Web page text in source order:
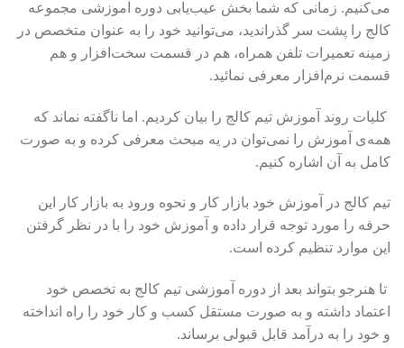
می‌کنیم. زمانی که شما بخش عیب‌یابی دوره آموزشی مجموعه
کالج را پشت سر گذراندید، می‌توانید خود را به عنوان متخصص در
زمینه تعمیرات تلفن همراه، هم در قسمت سخت‌افزار و هم
قسمت نرم‌افزار معرفی نمائید.
کلیات روند آموزش تیم کالج را بیان کردیم. اما ناگفته نماند که
همه‌ی آموزش را نمی‌توان در یه مبحث معرفی کرده و به صورت
کامل به آن اشاره کنیم.
تیم کالج در آموزش خود بازار کار و نحوه ورود به بازار کار این
حرفه را مورد توجه قرار داده و آموزش خود را با در نظر گرفتن
این موارد تنظیم کرده است.
تا هنرجو بتواند بعد از دوره آموزشی تیم کالج به تخصص خود
اعتماد داشته و به صورت مستقل کسب و کار خود را راه انداخته
و خود را به درآمد قابل قبولی برساند.